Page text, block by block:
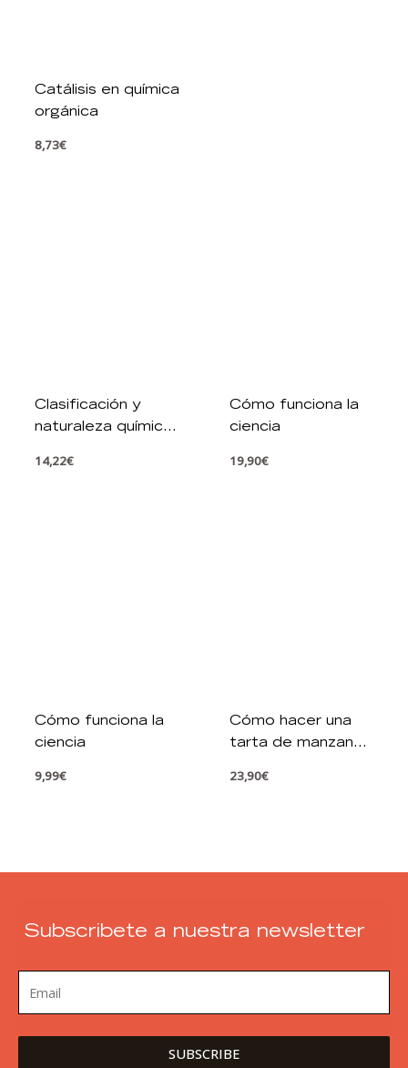
Catálisis en química
orgánica
8,73€
Clasificación y
naturaleza química
contaminantes
14,22€
Cómo funciona la
ciencia
19,90€
Cómo hacer una
tarta de manzana
23,90€
Subscribete a nuestra newsletter